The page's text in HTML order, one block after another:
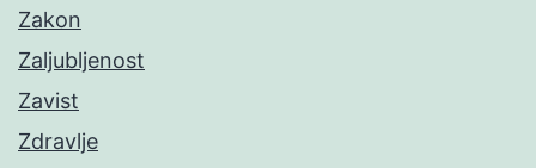
Zakon
Zaljubljenost
Zavist
Zdravlje